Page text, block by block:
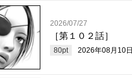
2026/07/27
［第１０２話］
80pt 2026年08月10日